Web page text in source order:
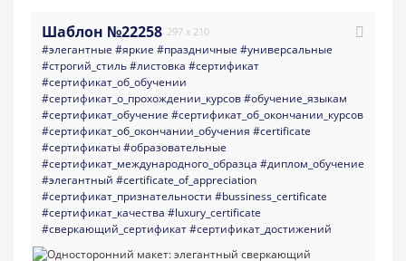
Шаблон №22258 297 x 210
#элегантные #яркие #праздничные #универсальные
#строгий_стиль#листовка #сертификат
#сертификат_об_обучении
#сертификат_о_прохождении_курсов#обучение_языкам
#сертификат_обучение #сертификат_об_окончании_курсов
#сертификат_об_окончании_обучения #certificate
#сертификаты#образовательные
#сертификат_международного_образца #диплом_обучение
#элегантный #certificate_of_appreciation
#сертификат_признательности #bussiness_certificate
#сертификат_качества #luxury_certificate
#сверкающий_сертификат#сертификат_достижений